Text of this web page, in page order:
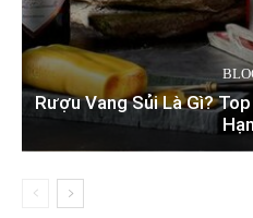
Rượu Vang Sủi Là Gì?